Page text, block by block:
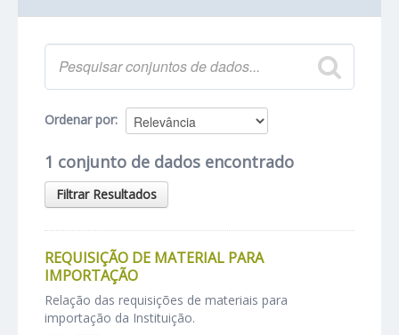
Ordenar por
1 conjunto de dados encontrado
Filtrar Resultados
REQUISIÇÃO DE MATERIAL PARA
IMPORTAÇÃO
Relação das requisições de materiais para
importação da Instituição.